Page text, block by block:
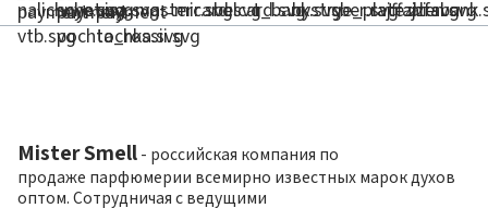
Mister Smell - российская компания по
продаже парфюмерии всемирно известных марок духов
оптом. Сотрудничая с ведущими